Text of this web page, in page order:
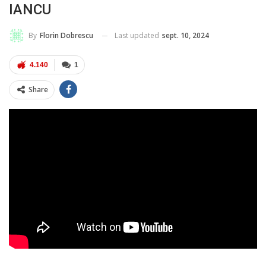
IANCU
By Florin Dobrescu Last updated sept. 10, 2024
1
4.140
Share